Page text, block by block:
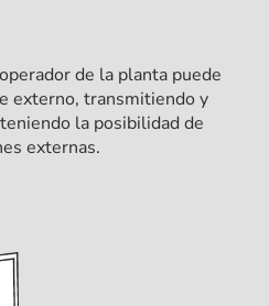
de la planta puede
externo, transmitiendo y
la posibilidad de
externas.